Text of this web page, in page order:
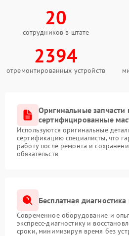
20
сотрудников в штате
2394
отремонтированных устройств
Оригинальные запчасти
сертифицированные
Используются оригинальные
сертификацию специалисты, что
работу после ремонта и
обязательств
Бесплатная
Современное оборудование и
экспресс-диагностику и
сроки, минимизируя время без